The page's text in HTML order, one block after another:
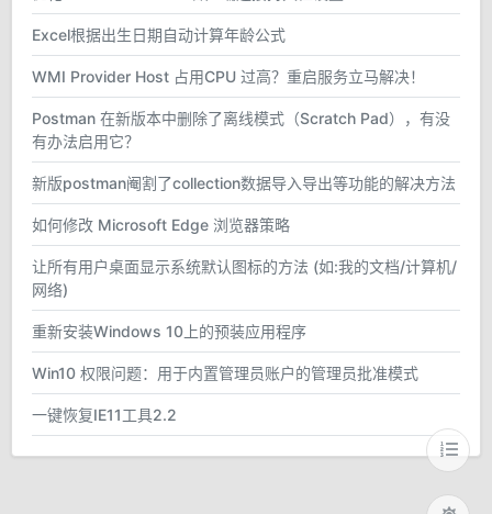
Excel根据出生日期自动计算年龄公式
WMI Provider Host 占用CPU 过高？重启服务立马解决！
Postman 在新版本中删除了离线模式（Scratch Pad），有没
有办法启用它？
新版postman阉割了collection数据导入导出等功能的解决方法
如何修改 Microsoft Edge 浏览器策略
让所有用户桌面显示系统默认图标的方法 (如:我的文档/计算机/
网络)
重新安装Windows 10上的预装应用程序
Win10 权限问题：用于内置管理员账户的管理员批准模式
一键恢复IE11工具2.2